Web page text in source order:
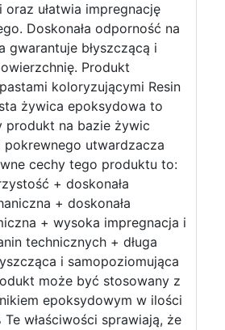
ułatwia impregnację
Doskonała odporność na
gwarantuje błyszczącą i
Produkt
koloryzującymi Resin
żywica epoksydowa to
produkt na bazie żywic
utwardzacza
cechy tego produktu to:
+ doskonała
+ doskonała
+ wysoka impregnacja i
technicznych + długa
i samopoziomująca
może być stosowany z
epoksydowym w ilości
Te właściwości sprawiają, że